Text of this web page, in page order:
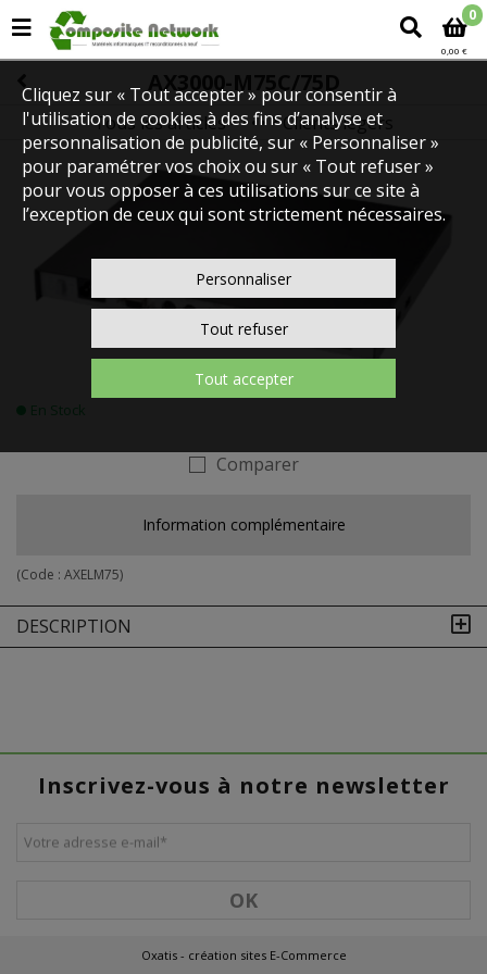
0
0,00 €
AX3000-M75C/75D
Tous les articles
SERVEURS ET CLIENTS
Clients légers
En Stock
Comparer
Information complémentaire
(Code : AXELM75)
DESCRIPTION
Cliquez sur « Tout accepter » pour consentir à
l'utilisation de cookies à des fins d’analyse et
personnalisation de publicité, sur « Personnaliser »
pour paramétrer vos choix ou sur « Tout refuser »
pour vous opposer à ces utilisations sur ce site à
l’exception de ceux qui sont strictement nécessaires.
Personnaliser
Tout refuser
Tout accepter
Inscrivez-vous à notre newsletter
Votre adresse e-mail*
OK
Oxatis - création sites E-Commerce